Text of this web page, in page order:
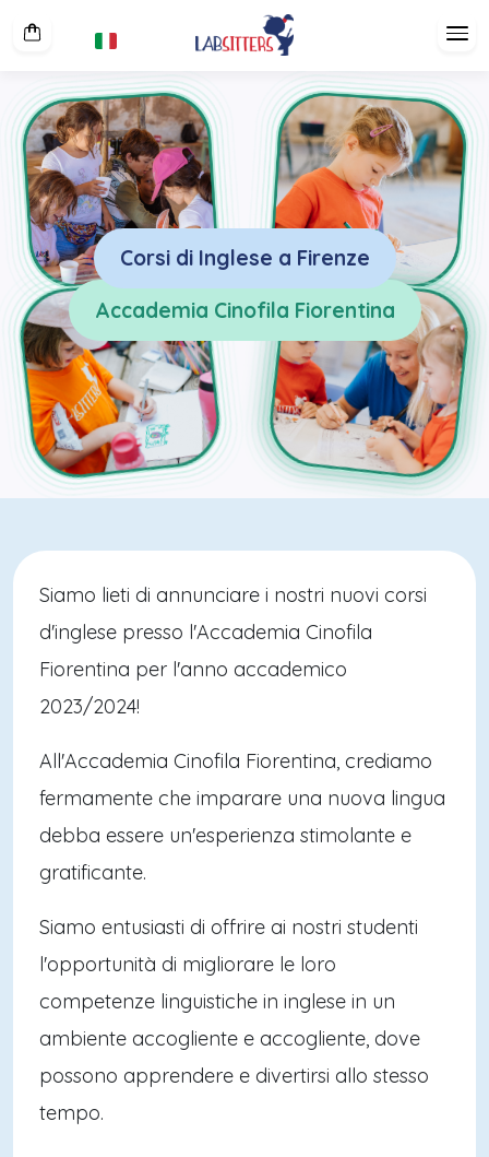
Corsi di Inglese a Firenze
Accademia Cinofila Fiorentina
Siamo lieti di annunciare i nostri nuovi corsi
d'inglese presso l'Accademia Cinofila
Fiorentina per l'anno accademico
2023/2024!
All'Accademia Cinofila Fiorentina, crediamo
fermamente che imparare una nuova lingua
debba essere un'esperienza stimolante e
gratificante.
Siamo entusiasti di offrire ai nostri studenti
l'opportunità di migliorare le loro
competenze linguistiche in inglese in un
ambiente accogliente e accogliente, dove
possono apprendere e divertirsi allo stesso
tempo.